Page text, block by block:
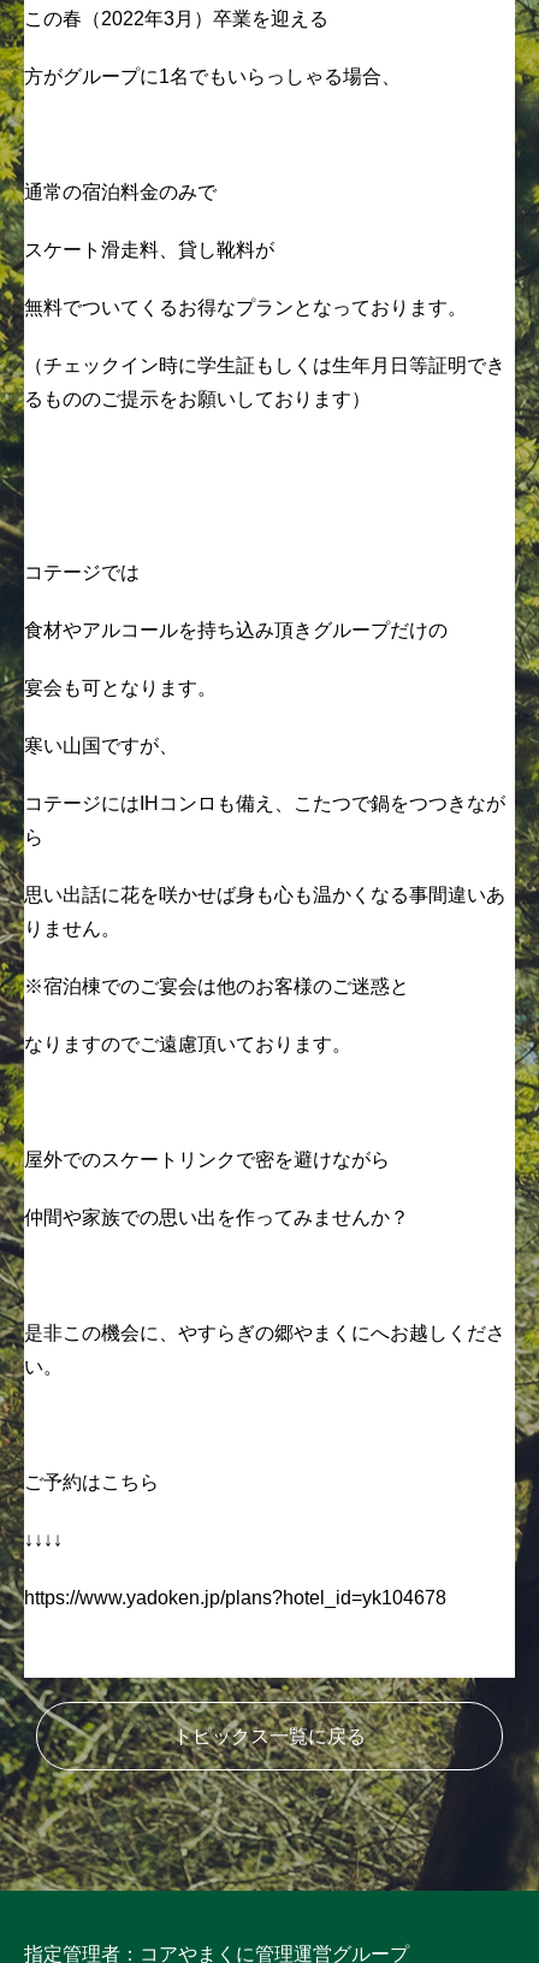
この春（2022年3月）卒業を迎える
方がグループに1名でもいらっしゃる場合、
通常の宿泊料金のみで
スケート滑走料、貸し靴料が
無料でついてくるお得なプランとなっております。
（チェックイン時に学生証もしくは生年月日等証明でき
るもののご提示をお願いしております）
コテージでは
食材やアルコールを持ち込み頂きグループだけの
宴会も可となります。
寒い山国ですが、
コテージにはIHコンロも備え、こたつで鍋をつつきなが
ら
思い出話に花を咲かせば身も心も温かくなる事間違いあ
りません。
※宿泊棟でのご宴会は他のお客様のご迷惑と
なりますのでご遠慮頂いております。
屋外でのスケートリンクで密を避けながら
仲間や家族での思い出を作ってみませんか？
是非この機会に、やすらぎの郷やまくにへお越しくださ
い。
ご予約はこちら
↓↓↓↓
https://www.yadoken.jp/plans?hotel_id=yk104678
トピックス一覧に戻る
指定管理者：コアやまくに管理運営グループ